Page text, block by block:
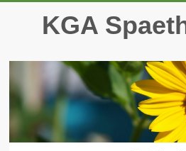
springenKGA